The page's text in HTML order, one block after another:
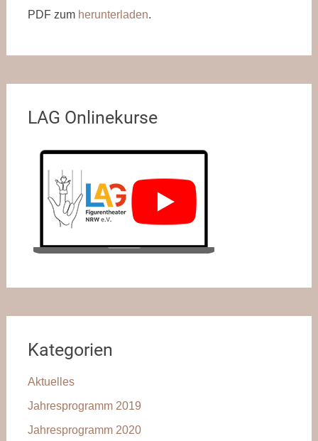
PDF zum herunterladen.
LAG Onlinekurse
Kategorien
Aktuelles
Jahresprogramm 2019
Jahresprogramm 2020